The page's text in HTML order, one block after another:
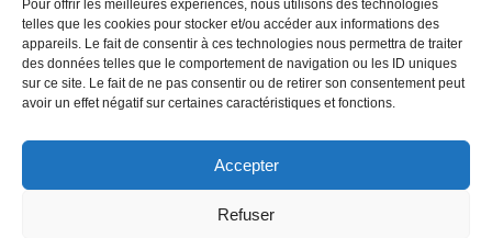
Pour offrir les meilleures expériences, nous utilisons des technologies
telles que les cookies pour stocker et/ou accéder aux informations des
appareils. Le fait de consentir à ces technologies nous permettra de traiter
des données telles que le comportement de navigation ou les ID uniques
sur ce site. Le fait de ne pas consentir ou de retirer son consentement peut
avoir un effet négatif sur certaines caractéristiques et fonctions.
Accepter
Refuser
(+33) 4 68 76 64 90